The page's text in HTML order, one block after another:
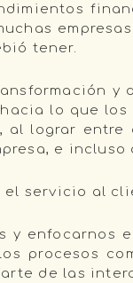
tener.
y
lo que
al lograr entre
e
el servicio al
y enfocarnos
procesos
de las